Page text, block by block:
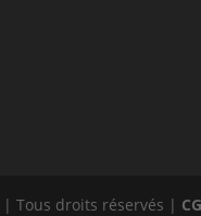
| Tous droits réservés |